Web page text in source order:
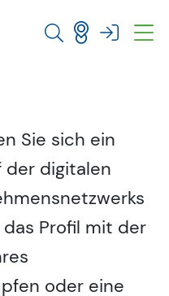
Sie sich ein
der digitalen
Profil mit der
oder eine